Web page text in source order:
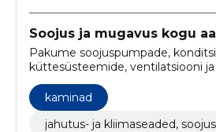
Soojus ja mugavus kogu
Pakume soojuspumpade,
küttesüsteemide, ventilatsiooni
kaminad
jahutus- ja kliimaseaded,